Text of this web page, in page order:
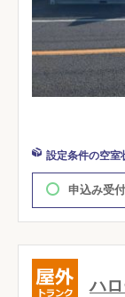
設定条件の空室
申込み受
ハ